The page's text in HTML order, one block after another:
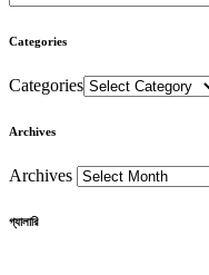
Categories
Categories
Archives
Archives
গ্যালারি